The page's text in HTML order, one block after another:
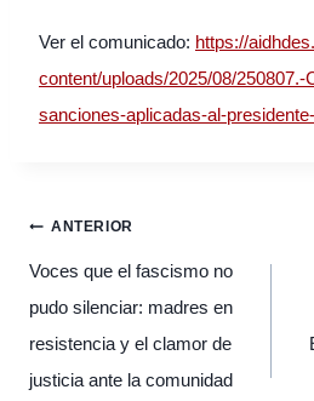
Ver el comunicado: https://
content/uploads/2025/08/
sanciones-aplicadas-al-
Navegación
entradas
ANTERIOR
Voces que el fascismo no
pudo silenciar: madres en
resistencia y el clamor de
justicia ante la comunidad